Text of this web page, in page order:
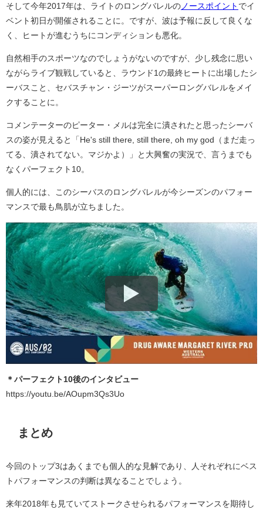
そして今年2017年は、ライトのロングバレルの ノースポイント でイ
ベント初日が開催されることに。ですが、波は予報に反して良くな
く、ヒートが進むうちにコンディションも悪化。
自然相手のスポーツなのでしょうがないのですが、少し残念に思い
ながらライブ観戦していると、ラウンド1の最終ヒートに出場したシ
ーバスこと、セバスチャン・ジーツがスーパーロングバレルをメイ
クすることに。
コメンテーターのピーター・メルは完全に潰されたと思ったシーバ
スの姿が見えると「He's still there, still there, oh my god（まだ走っ
てる、潰されてない。マジかよ）」と大興奮の実況で、言うまでも
なくパーフェクト10。
個人的には、このシーバスのロングバレルが今シーズンのパフォー
マンスで最も鳥肌が立ちました。
＊パーフェクト10後のインタビュー
https://youtu.be/AOupm3Qs3Uo
まとめ
今回のトップ3はあくまでも個人的な見解であり、人それぞれにベス
トパフォーマンスの判断は異なることでしょう。
来年2018年も見ていてストークさせられるパフォーマンスを期待し